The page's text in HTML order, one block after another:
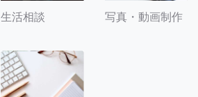
生活相談 写真・動画制作